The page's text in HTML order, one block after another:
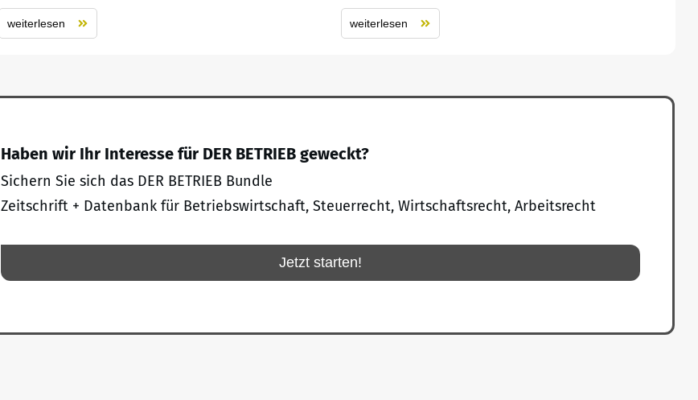
weiterlesen weiterlesen
Haben wir Ihr Interesse für DER BETRIEB geweckt?
Sichern Sie sich das DER BETRIEB Bundle
Zeitschrift + Datenbank für Betriebswirtschaft, Steuerrecht, Wirtschaftsrecht, Arbeitsrecht
Jetzt starten!